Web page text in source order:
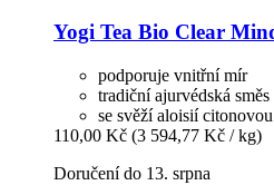
Yogi Tea Bio Clear
podporuje vnitřní mír
tradiční ajurvédská směs
se svěží aloisií citonovou
110,00 Kč (3 594,77 Kč / kg)
Doručení do 13. srpna